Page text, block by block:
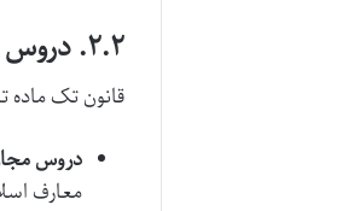
۲.۲. دروس مجاز برای تک ماده
قانون تک
دروس
معارف